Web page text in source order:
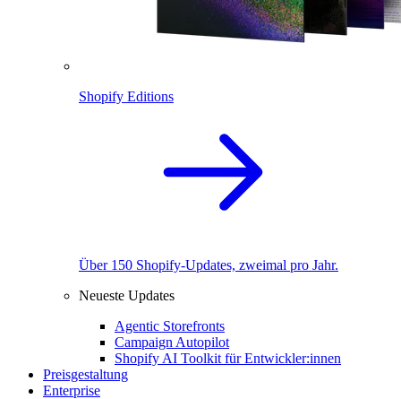
Shopify Editions
Über 150 Shopify-Updates, zweimal pro Jahr.
Neueste Updates
Agentic Storefronts
Campaign Autopilot
Shopify AI Toolkit für Entwickler:innen
Preisgestaltung
Enterprise